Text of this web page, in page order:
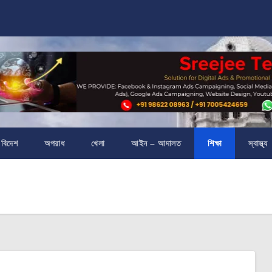
বিদেশ অপরাধ খেলা আইন – আদালত শিক্ষা স্বাস্থ্য